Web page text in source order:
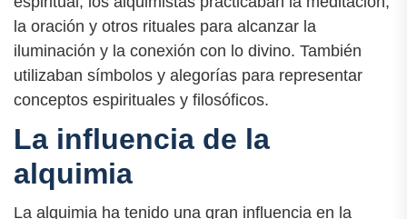
la oración y otros rituales para alcanzar la
iluminación y la conexión con lo divino. También
utilizaban símbolos y alegorías para representar
conceptos espirituales y filosóficos.
La influencia de la
alquimia
La alquimia ha tenido una gran influencia en la